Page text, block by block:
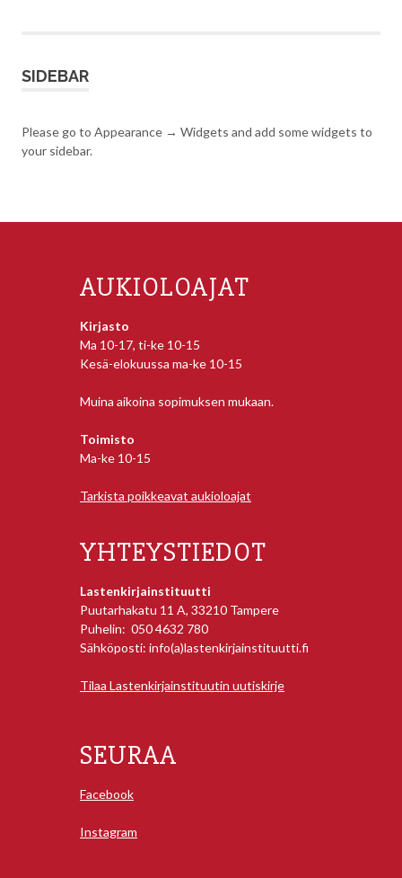
SIDEBAR
Please go to Appearance → Widgets and add some widgets to
your sidebar.
AUKIOLOAJAT
Kirjasto
Ma 10-17, ti-ke 10-15
Kesä-elokuussa ma-ke 10-15
Muina aikoina sopimuksen mukaan.
Toimisto
Ma-ke 10-15
Tarkista poikkeavat aukioloajat
YHTEYSTIEDOT
Lastenkirjainstituutti
Puutarhakatu 11 A, 33210 Tampere
Puhelin: 050 4632 780
Sähköposti: info(a)lastenkirjainstituutti.fi
Tilaa Lastenkirjainstituutin uutiskirje
SEURAA
Facebook
Instagram